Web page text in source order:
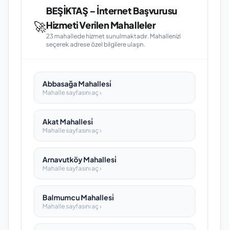
🚀
BEŞİKTAŞ – İnternet Başvurusu
Hizmeti Verilen Mahalleler
23 mahallede hizmet sunulmaktadır. Mahallenizi
seçerek adrese özel bilgilere ulaşın.
Abbasağa Mahallesi̇
Mahalle sayfasını aç ›
Akat Mahallesi̇
Mahalle sayfasını aç ›
Arnavutköy Mahallesi̇
Mahalle sayfasını aç ›
Balmumcu Mahallesi̇
Mahalle sayfasını aç ›